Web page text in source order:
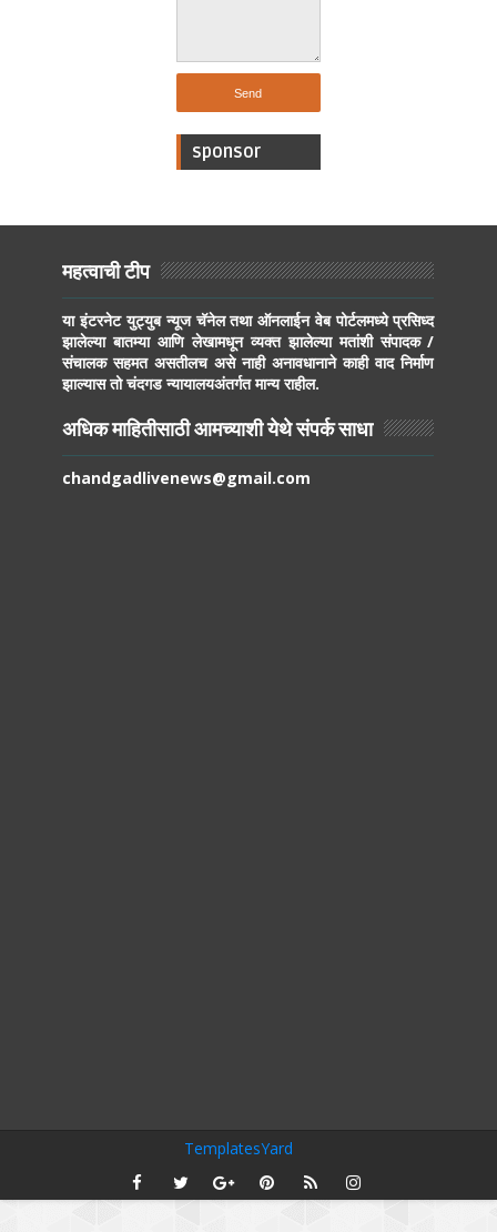
sponsor
महत्वाची टीप
या इंटरनेट युट्युब न्यूज चॅनेल तथा ऑनलाईन वेब पोर्टलमध्ये प्रसिध्द
झालेल्या बातम्या आणि लेखामधून व्यक्त झालेल्या मतांशी संपादक /
संचालक सहमत असतीलच असे नाही अनावधानाने काही वाद निर्माण
झाल्यास तो चंदगड न्यायालयअंतर्गत मान्य राहील.
अधिक माहितीसाठी आमच्याशी येथे संपर्क साधा
chandgadlivenews@gmail.com